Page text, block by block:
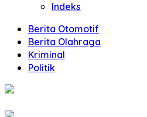
Indeks
Berita Otomotif
Berita Olahraga
Kriminal
Politik